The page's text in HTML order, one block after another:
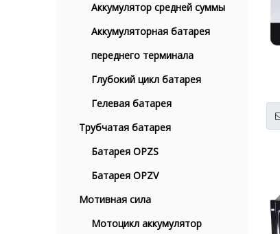
Аккумулятор средней суммы
Аккумуляторная батарея
переднего терминала
Глубокий цикл батарея
Гелевая батарея
Трубчатая батарея
Батарея OPZS
Батарея OPZV
Мотивная сила
Мотоцикл аккумулятор